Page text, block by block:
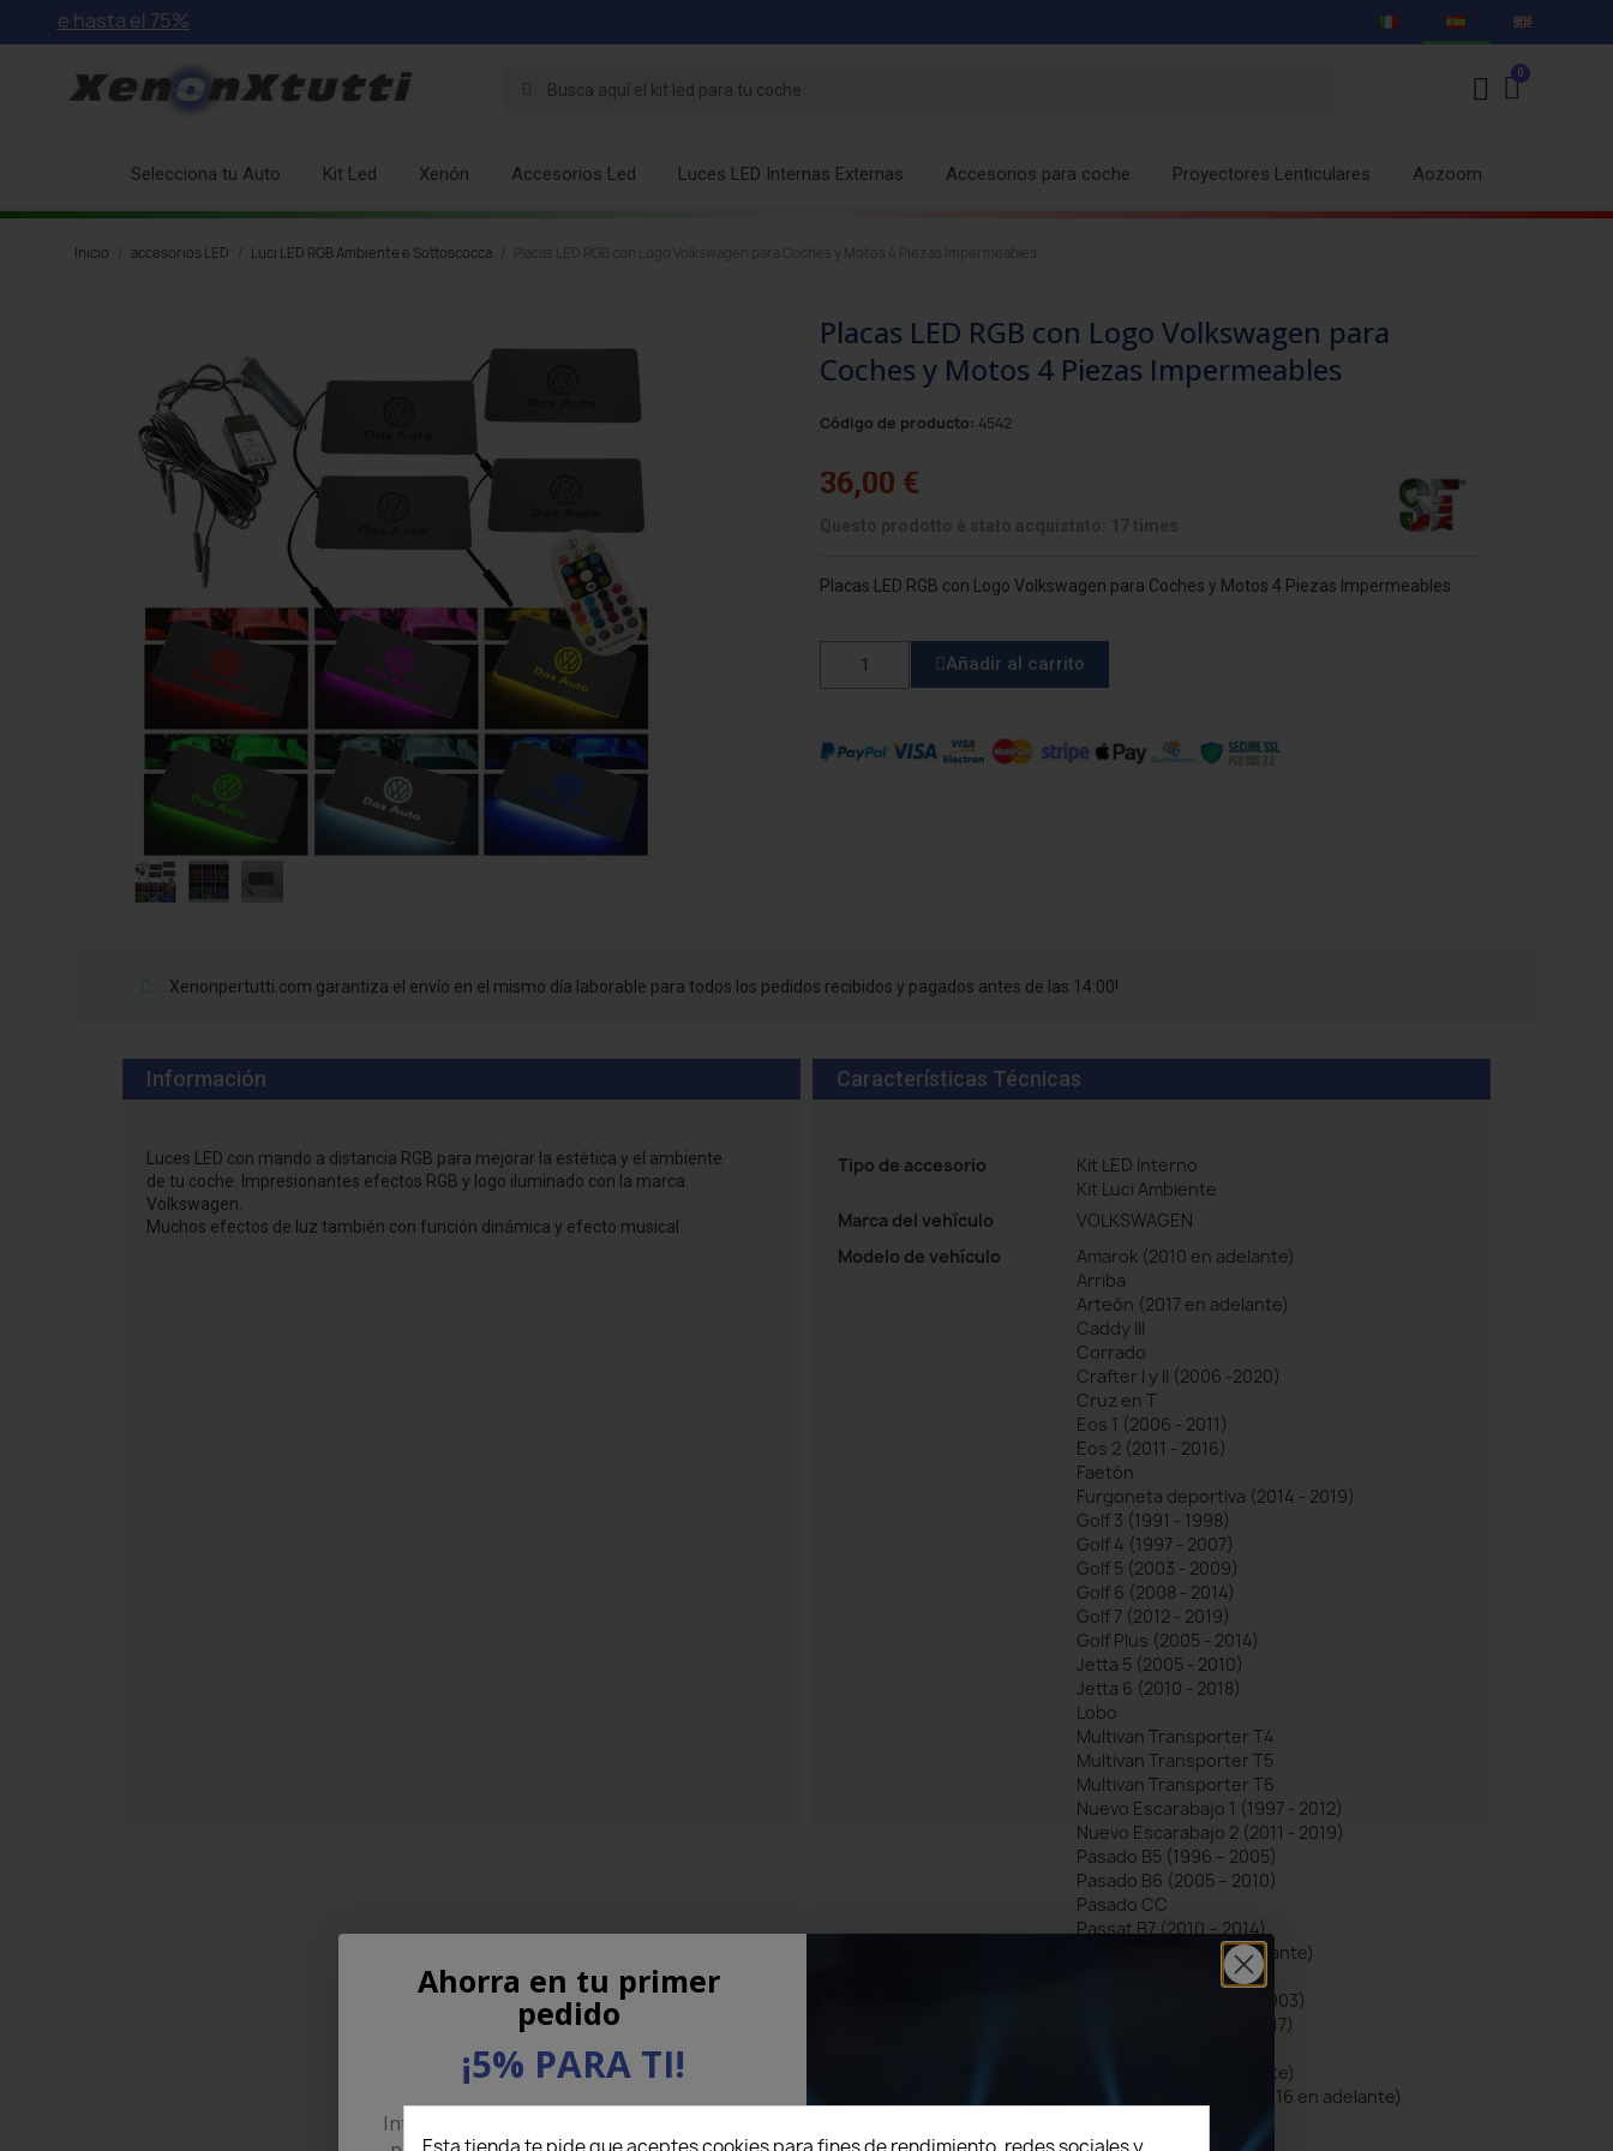
el 75%
Selecciona tu Auto Kit Led Xenón Accesorios Led Luces LED Internas Externas Accesorios para coche Proyectores Lenticulares Aozoom
Inicio accesorios LED Luci LED RGB Ambiente e Sottoscocca Placas LED RGB con Logo Volkswagen para Coches y Motos 4 Piezas Impermeables
Placas LED RGB con Logo Volkswagen para
Coches y Motos 4 Piezas Impermeables
Código de producto: 4542
36,00 €
Placas LED RGB con Logo Volkswagen para Coches y Motos 4 Piezas Impermeables.
Añadir al carrito
Xenonpertutti.com garantiza el envío en el mismo día laborable para todos los pedidos recibidos y pagados antes de las 14:00!
Información
Luces LED con mando a distancia RGB para mejorar la estética y el ambiente
de tu coche. Impresionantes efectos RGB y logo iluminado con la marca
Volkswagen.
Muchos efectos de luz también con función dinámica y efecto musical.
Características Técnicas
Tipo de accesorio
Kit LED Interno
Kit Luci Ambiente
Marca del vehículo
VOLKSWAGEN
Modelo de vehículo
Amarok (2010 en adelante)
Arriba
Arteón (2017 en adelante)
Caddy III
Corrado
Crafter I y II (2006 -2020)
Cruz en T
Eos 1 (2006 - 2011)
Eos 2 (2011 - 2016)
Faetón
Furgoneta deportiva (2014 - 2019)
Golf 3 (1991 - 1998)
Golf 4 (1997 - 2007)
Golf 5 (2003 - 2009)
Golf 6 (2008 - 2014)
Golf 7 (2012 - 2019)
Golf Plus (2005 - 2014)
Jetta 5 (2005 - 2010)
Jetta 6 (2010 - 2018)
Lobo
Multivan Transporter T4
Multivan Transporter T5
Multivan Transporter T6
Nuevo Escarabajo 1 (1997 - 2012)
Nuevo Escarabajo 2 (2011 - 2019)
Pasado B5 (1996 – 2005)
Pasado B6 (2005 – 2010)
Pasado CC
Passat B7 (2010 – 2014)
Passat B8 (2014 en adelante)
Polo 6N1 / 6N2 (1994 - 2003)
Polo 6R / 6C1 (2009 - 2017)
Polo OI1 (2017 en adelante)
Restyling del Golf 7.5 (2016 en adelante)
Sharan 7N (2010 - 2020)
Ahorra en tu primer
pedido
¡5% PARA TI!
Introduce tu correo electrónico aquí abajo